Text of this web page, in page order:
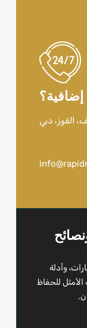
القوز، دبي
وأدلة
الأمثل للحفاظ